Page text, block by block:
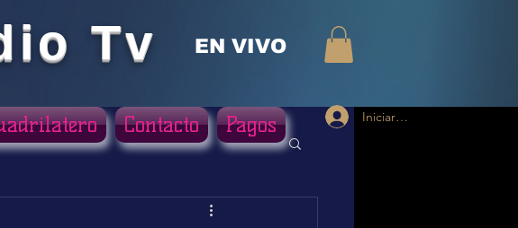
Tv EN VIVO
Iniciar sesión
Contacto Pagos